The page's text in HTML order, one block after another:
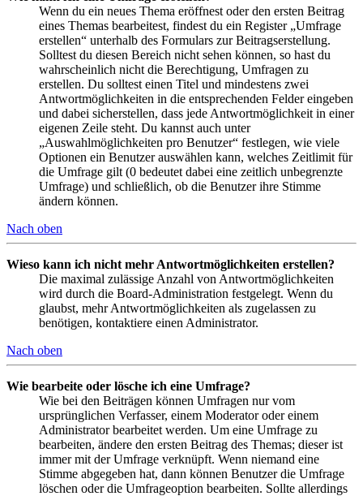
Wenn du ein neues Thema eröffnest oder den ersten Beitrag
eines Themas bearbeitest, findest du ein Register „Umfrage
erstellen“ unterhalb des Formulars zur Beitragserstellung.
Solltest du diesen Bereich nicht sehen können, so hast du
wahrscheinlich nicht die Berechtigung, Umfragen zu
erstellen. Du solltest einen Titel und mindestens zwei
Antwortmöglichkeiten in die entsprechenden Felder eingeben
und dabei sicherstellen, dass jede Antwortmöglichkeit in einer
eigenen Zeile steht. Du kannst auch unter
„Auswahlmöglichkeiten pro Benutzer“ festlegen, wie viele
Optionen ein Benutzer auswählen kann, welches Zeitlimit für
die Umfrage gilt (0 bedeutet dabei eine zeitlich unbegrenzte
Umfrage) und schließlich, ob die Benutzer ihre Stimme
ändern können.
Nach oben
Wieso kann ich nicht mehr Antwortmöglichkeiten erstellen?
Die maximal zulässige Anzahl von Antwortmöglichkeiten
wird durch die Board-Administration festgelegt. Wenn du
glaubst, mehr Antwortmöglichkeiten als zugelassen zu
benötigen, kontaktiere einen Administrator.
Nach oben
Wie bearbeite oder lösche ich eine Umfrage?
Wie bei den Beiträgen können Umfragen nur vom
ursprünglichen Verfasser, einem Moderator oder einem
Administrator bearbeitet werden. Um eine Umfrage zu
bearbeiten, ändere den ersten Beitrag des Themas; dieser ist
immer mit der Umfrage verknüpft. Wenn niemand eine
Stimme abgegeben hat, dann können Benutzer die Umfrage
löschen oder die Umfrageoption bearbeiten. Sollte allerdings